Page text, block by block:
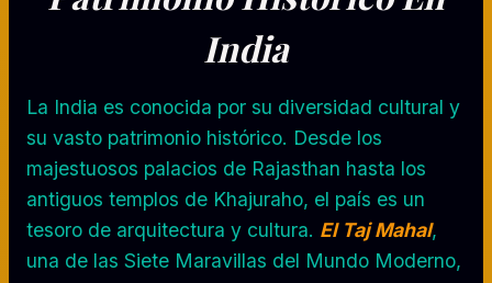
India
La India es conocida por su diversidad cultural y
su vasto patrimonio histórico. Desde los
majestuosos palacios de Rajasthan hasta los
antiguos templos de Khajuraho, el país es un
tesoro de arquitectura y cultura. El Taj Mahal,
una de las Siete Maravillas del Mundo Moderno,